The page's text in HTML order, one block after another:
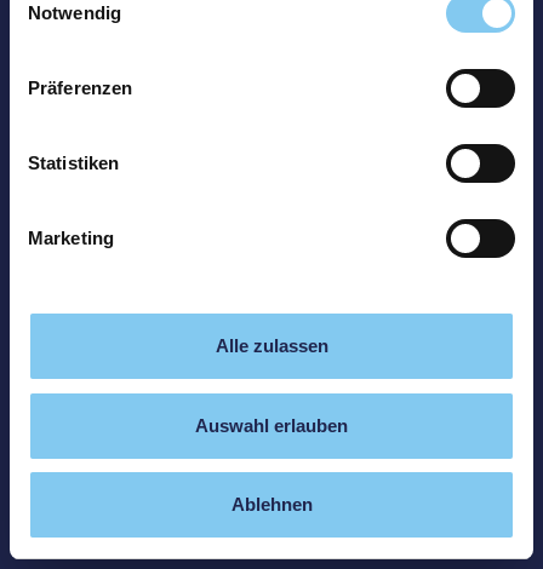
Notwendig
Präferenzen
Statistiken
Marketing
Alle zulassen
Auswahl erlauben
Ablehnen